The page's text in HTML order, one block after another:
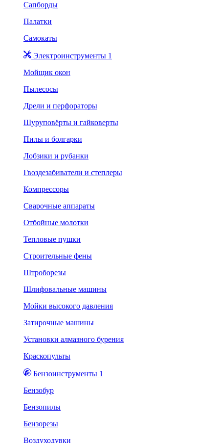
Сапборды
Палатки
Самокаты
Электроинструменты 1
Мойщик окон
Пылесосы
Дрели и перфораторы
Шуруповёрты и гайковерты
Пилы и болгарки
Лобзики и рубанки
Гвоздезабиватели и степлеры
Компрессоры
Сварочные аппараты
Отбойные молотки
Тепловые пушки
Строительные фены
Штроборезы
Шлифовальные машины
Мойки высокого давления
Затирочные машины
Установки алмазного бурения
Краскопульты
Бензоинструменты 1
Бензобур
Бензопилы
Бензорезы
Воздуходувки